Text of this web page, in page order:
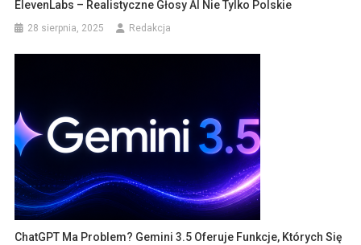
ElevenLabs – Realistyczne Głosy AI Nie Tylko Polskie
28 sierpnia, 2025 Redakcja
ChatGPT Ma Problem? Gemini 3.5 Oferuje Funkcje, Których Się